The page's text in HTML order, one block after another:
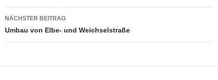
NÄCHSTER BEITRAG
Umbau von Elbe- und Weichselstraße